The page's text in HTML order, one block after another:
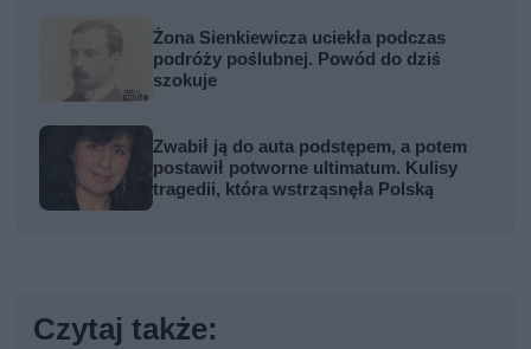
Żona Sienkiewicza uciekła podczas
podróży poślubnej. Powód do dziś
szokuje
Zwabił ją do auta podstępem, a potem
postawił potworne ultimatum. Kulisy
tragedii, która wstrząsnęła Polską
Czytaj także: